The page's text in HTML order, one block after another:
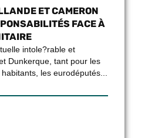
ET CAMERON
FACE À
intole?rable et
Dunkerque, tant pour les
les eurodéputés...